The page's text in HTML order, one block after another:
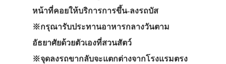
หน้าที่คอยให้บริการการขึ้น-ลงรถบัส
※กรุณารับประทานอาหารกลางวันตาม
อัธยาศัยด้วยตัวเองที่สวนสัตว์
※จุดลงรถขากลับจะแตกต่างจากโรงแรมตรง